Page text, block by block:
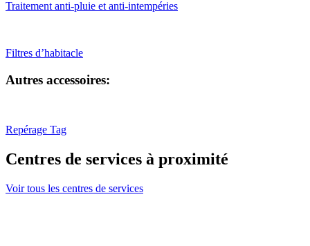
Traitement anti-pluie et anti-intempéries
Filtres d’habitacle
Autres accessoires:
Repérage Tag
Centres de services à proximité
Voir tous les centres de services